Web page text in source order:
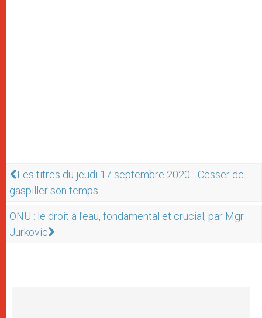
Les titres du jeudi 17 septembre 2020 - Cesser de
gaspiller son temps
ONU : le droit à l’eau, fondamental et crucial, par Mgr
Jurkovic